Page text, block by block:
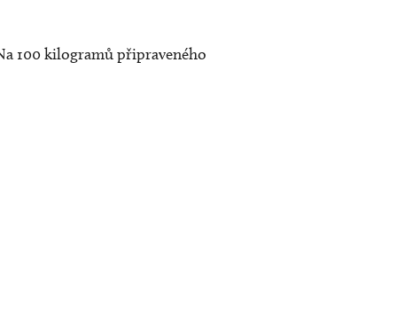
100 kilogramů připraveného